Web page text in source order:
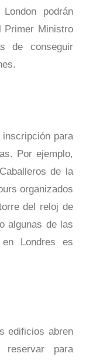
podrán
Primer Ministro
de conseguir
inscripción para
Por ejemplo,
de la
organizados
del reloj de
algunas de las
Londres es
edificios abren
para